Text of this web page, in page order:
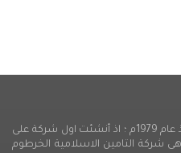
انطلقت خدمات التامين الاسلامى منذ عام 1979م ؛ اذ أنشئت اول شركة على
شركة التامين الاسلامية الخرطوم